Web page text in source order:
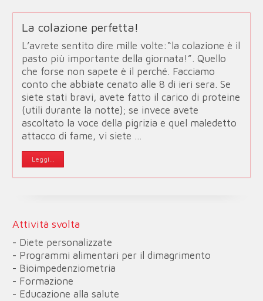
La colazione perfetta!
L’avrete sentito dire mille volte:“la colazione è il
pasto più importante della giornata!”. Quello
che forse non sapete è il perché. Facciamo
conto che abbiate cenato alle 8 di ieri sera. Se
siete stati bravi, avete fatto il carico di proteine
(utili durante la notte); se invece avete
ascoltato la voce della pigrizia e quel maledetto
attacco di fame, vi siete …
Leggi...
Attività svolta
- Diete personalizzate
- Programmi alimentari per il dimagrimento
- Bioimpedenziometria
- Formazione
- Educazione alla salute